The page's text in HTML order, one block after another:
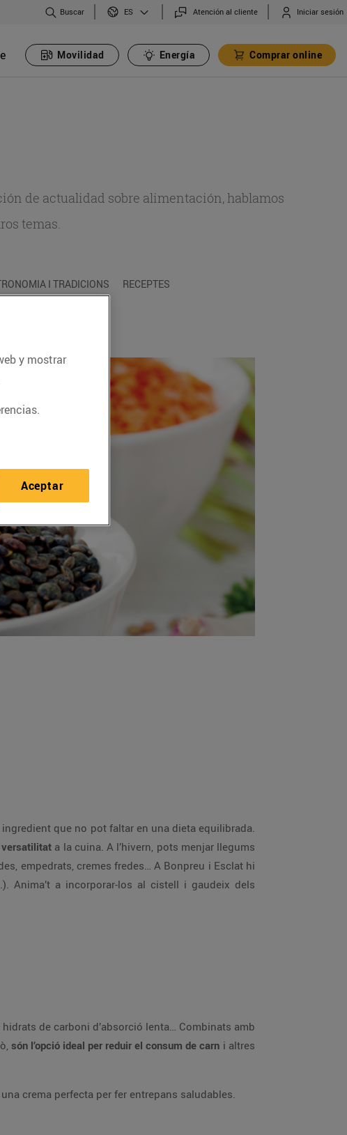
Buscar ES Atención al cliente Iniciar sesión
Movilidad Energía Comprar online
de actualidad sobre alimentación, hablamos
temas.
I TRADICIONS RECEPTES
que no pot faltar en una dieta equilibrada.
versatilitat a la cuina. A l’hivern, pots menjar llegums
empedrats, cremes fredes… A Bonpreu i Esclat hi
Anima’t a incorporar-los al cistell i gaudeix dels
de carboni d’absorció lenta… Combinats amb
són l’opció ideal per reduir el consum de carn i altres
crema perfecta per fer entrepans saludables.
y mostrar
Aceptar